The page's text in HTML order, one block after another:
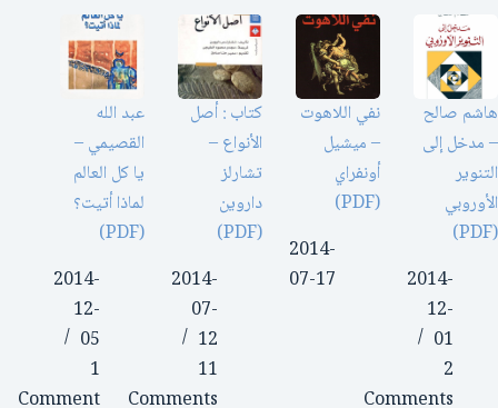
هاشم صالح
– مدخل إلى
التنوير
الأوروبي
(PDF)
2014-
12-
01
2
Comments
نفي اللاهوت
– ميشيل
أونفراي
(PDF)
2014-
07-17
كتاب : أصل
الأنواع –
تشارلز
داروين
(PDF)
2014-
07-
12
11
Comments
عبد الله
القصيمي –
يا كل العالم
لماذا أتيت؟
(PDF)
2014-
12-
05
1
Comment